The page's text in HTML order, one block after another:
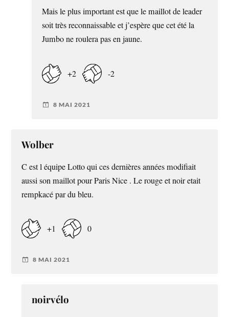
Mais le plus important est que le maillot de leader
soit très reconnaissable et j’espère que cet été la
Jumbo ne roulera pas en jaune.
+2 -2
8 MAI 2021
Wolber
C est l équipe Lotto qui ces dernières années modifiait
aussi son maillot pour Paris Nice . Le rouge et noir etait
rempkacé par du bleu.
+1 0
8 MAI 2021
noirvélo